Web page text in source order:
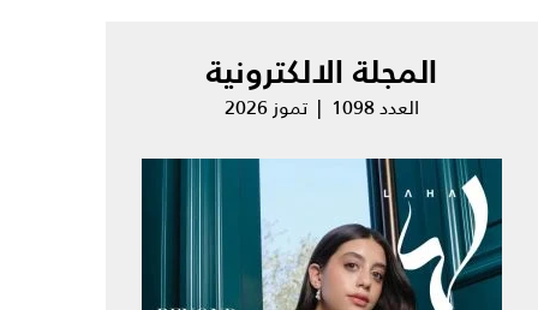
المجلة الالكترونية
العدد 1098 | تموز 2026